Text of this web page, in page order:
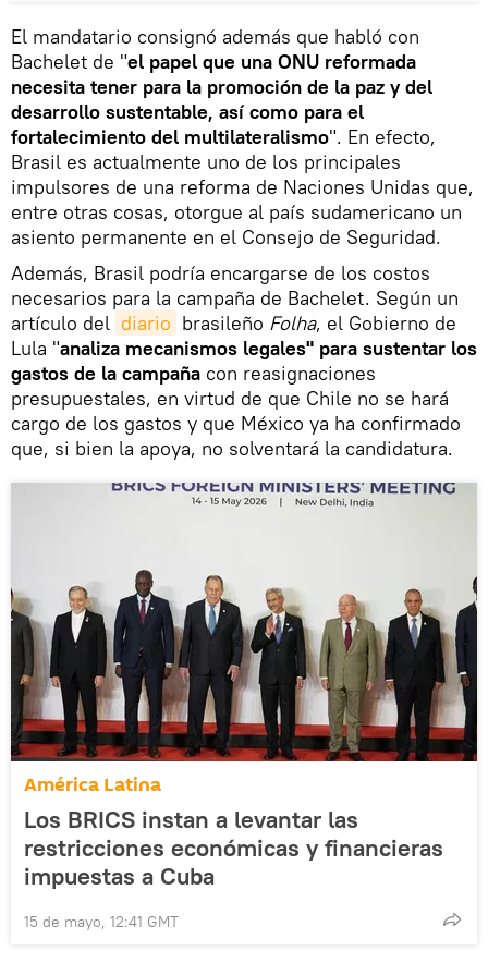
El mandatario consignó además que habló con
Bachelet de "el papel que una ONU reformada
necesita tener para la promoción de la paz y del
desarrollo sustentable, así como para el
fortalecimiento del multilateralismo". En efecto,
Brasil es actualmente uno de los principales
impulsores de una reforma de Naciones Unidas que,
entre otras cosas, otorgue al país sudamericano un
asiento permanente en el Consejo de Seguridad.
Además, Brasil podría encargarse de los costos
necesarios para la campaña de Bachelet. Según un
artículo del diario brasileño Folha, el Gobierno de
Lula "analiza mecanismos legales" para sustentar los
gastos de la campaña con reasignaciones
presupuestales, en virtud de que Chile no se hará
cargo de los gastos y que México ya ha confirmado
que, si bien la apoya, no solventará la candidatura.
América Latina
Los BRICS instan a levantar las
restricciones económicas y financieras
impuestas a Cuba
15 de mayo, 12:41 GMT